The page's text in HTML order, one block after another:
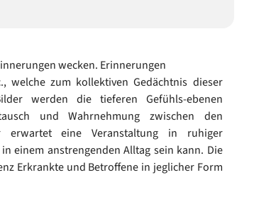
wecken. Erinnerungen
welche zum kollektiven Gedächtnis dieser
werden die tieferen Gefühls-ebenen
und Wahrnehmung zwischen den
erwartet eine Veranstaltung in ruhiger
einem anstrengenden Alltag sein kann. Die
Erkrankte und Betroffene in jeglicher Form